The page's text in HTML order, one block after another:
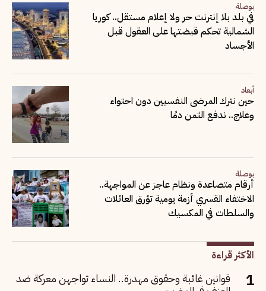
بوصلة
في بلد بلا إنترنت حر ولا إعلام مستقل.. كوريا
الشمالية تحكم قبضتها على العقول قبل
الأجساد
أبعاد
حين نترك المرضى النفسيين دون احتواء
وعلاج.. ندفع الثمن دمًا
بوصلة
أرقام متصاعدة ونظام عاجز عن المواجهة..
الاختفاء القسري أزمة يومية تؤرق العائلات
والسلطات في المكسيك
الأكثر قراءة
قوانين غائبة وحقوق مهدرة.. النساء تواجهن معركة ضد